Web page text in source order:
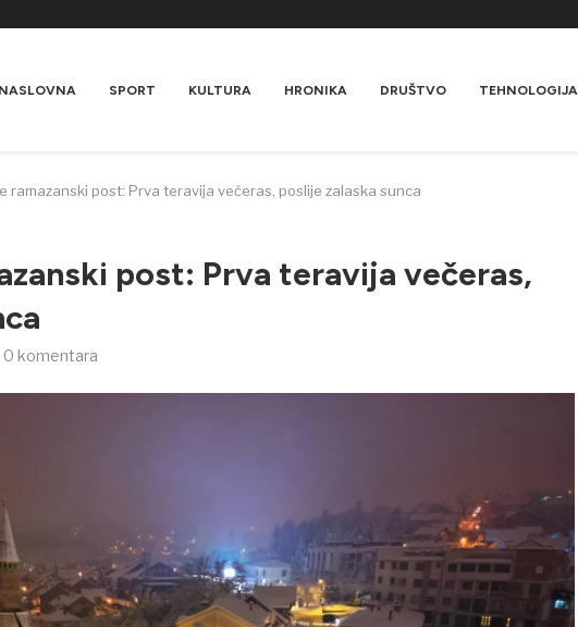
NASLOVNA SPORT KULTURA HRONIKA DRUŠTVO TEHNOLOGIJA
ramazanski post: Prva teravija večeras, poslije zalaska sunca
post: Prva teravija večeras,
0 komentara